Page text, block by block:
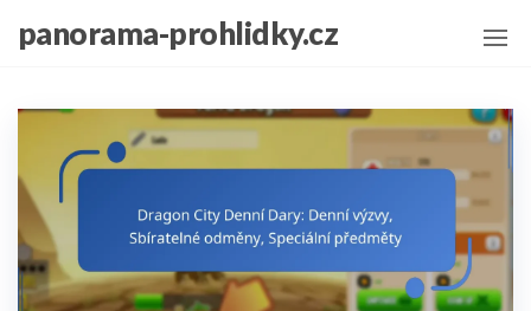
content
panorama-prohlidky.cz